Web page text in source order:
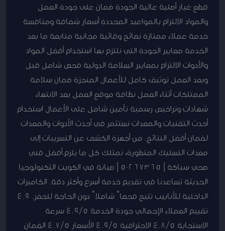
قطع غيار أصلية عالية الجودة ضمان على جودة العمل
والمواد الالتزام بالمواعيد المحددة أسعار شفافة ومنافسة
خدمة عملاء ممتازة نصائح وقائية مجانية متابعة ما بعد
الخدمة معايير الجودة التي نلتزم بها استخدام أفضل المواد
والأدوات الالتزام بمعايير السلامة الدولية فحص شامل قبل
وبعد العمل توثيق كامل للأعمال المنجزة ضمان سلامة
الممتلكات أثناء العمل نظافة موقع العمل بعد الانتهاء
شهادات وتراخيص رسمية تأمين شامل على الأعمال استخدام
أحدث التقنيات والمعدات نستثمر في أحدث الأدوات والمعدات
لضمان أفضل النتائج. من أجهزة الكشف عن التسريبات إلى
معدات التسليك المتطورة، نمتلك كل ما يلزم.أفضل فني
صحي سباكة | 50267365 | صيانة في الكويت التكنولوجيا
الحديثة تساعدنا في تقديم خدمة أسرع وأكثر دقة. الكاميرات
الداخلية للأنابيب تتيح فحصاً شاملاً دون الحاجة للحفر. 4.9
تقييم العملاء الإجمالي جودة الخدمة 4.9/5 سرعة
الاستجابة 4.8/5 الاحترافية 4.9/5 الأسعار 4.7/5 الضمان